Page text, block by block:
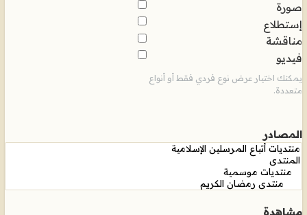
صورة
إستطلاع
مناقشة
فيديو
يمكنك اختيار عرض نوع فردي فقط أو أنواع
متعددة.
المصادر
مشاهدة